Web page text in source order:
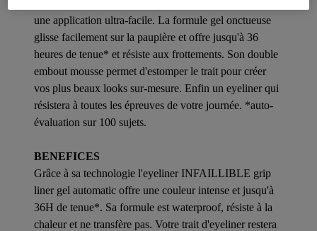
une application ultra-facile. La formule gel onctueuse
glisse facilement sur la paupière et offre jusqu'à 36
heures de tenue* et résiste aux frottements. Son double
embout mousse permet d'estomper le trait pour créer
vos plus beaux looks sur-mesure. Enfin un eyeliner qui
résistera à toutes les épreuves de votre journée. *auto-
évaluation sur 100 sujets.
BENEFICES
Grâce à sa technologie l'eyeliner INFAILLIBLE grip
liner gel automatic offre une couleur intense et jusqu'à
36H de tenue*. Sa formule est waterproof, résiste à la
chaleur et ne transfère pas. Votre trait d'eyeliner restera